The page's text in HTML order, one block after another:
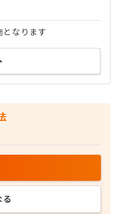
なります
る